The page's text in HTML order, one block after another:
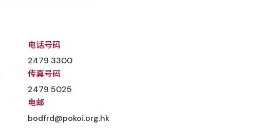
电话号码
2479 3300
传真号码
2479 5025
电邮
bodfrd@pokoi.org.hk